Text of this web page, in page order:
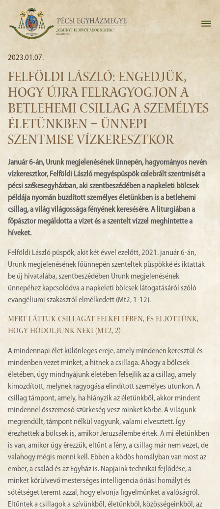
2023.01.07.
FELFÖLDI LÁSZLÓ: ENGEDJÜK,
HOGY ÚJRA FELRAGYOGJON A
BETLEHEMI CSILLAG A SZEMÉLYES
ÉLETÜNKBEN – ÜNNEPI
SZENTMISE VÍZKERESZTKOR
Január 6-án, Urunk megjelenésének ünnepén, hagyományos nevén
vízkeresztkor, Felföldi László megyéspüspök celebrált szentmisét a
pécsi székesegyházban, aki szentbeszédében a napkeleti bölcsek
példája nyomán buzdított személyes életünkben is a betlehemi
csillag, a világ világossága fényének keresésére. A liturgiában a
főpásztor megáldotta a vizet és a szentelt vízzel meghintette a
híveket.
Felföldi László püspök, akit két évvel ezelőtt, 2021. január 6-án,
Urunk megjelenésének főünnepén szenteltek püspökké és iktatták
be új hivatalába, szentbeszédében Urunk megjelenésének
ünnepéhez kapcsolódva a napkeleti bölcsek látogatásáról szóló
evangéliumi szakaszról elmélkedett (Mt2, 1-12).
MERT LÁTTUK CSILLAGÁT FELKELTÉBEN, ÉS ELJÖTTÜNK,
HOGY HÓDOLJUNK NEKI (MT2, 2)
A mindennapi élet különleges ereje, amely mindenen keresztül és
mindenben vezet minket, a hitnek a csillaga. Ahogy a bölcsek
életében, úgy mindnyájunk életében felsejlik az a csillag, amely
kimozdított, melynek ragyogása elindított személyes utunkon. A
csillag támpont, amely, ha hiányzik az életünkből, akkor mindent
mindennel összemosó szürkeség vesz minket körbe. A világunk
megrendült, támpont nélkül vagyunk, valami elvesztett. Így
érezhettek a bölcsek is, amikor Jeruzsálembe értek. A mi életünkben
is van, amikor úgy érezzük, eltűnt a fény, a csillag már nem vezet, de
valahogy mégis menni kell. Ebben a ködös homályban van most az
ember, a család és az Egyház is. Napjaink technikai fejlődése, a
minket körülvevő mesterséges intelligencia óriási homályt és
sötétséget teremt azzal, hogy elvonja figyelmünket a valóságról.
Eltűntek a csillagok a szívünkből, életünkből, közösségeinkből, az